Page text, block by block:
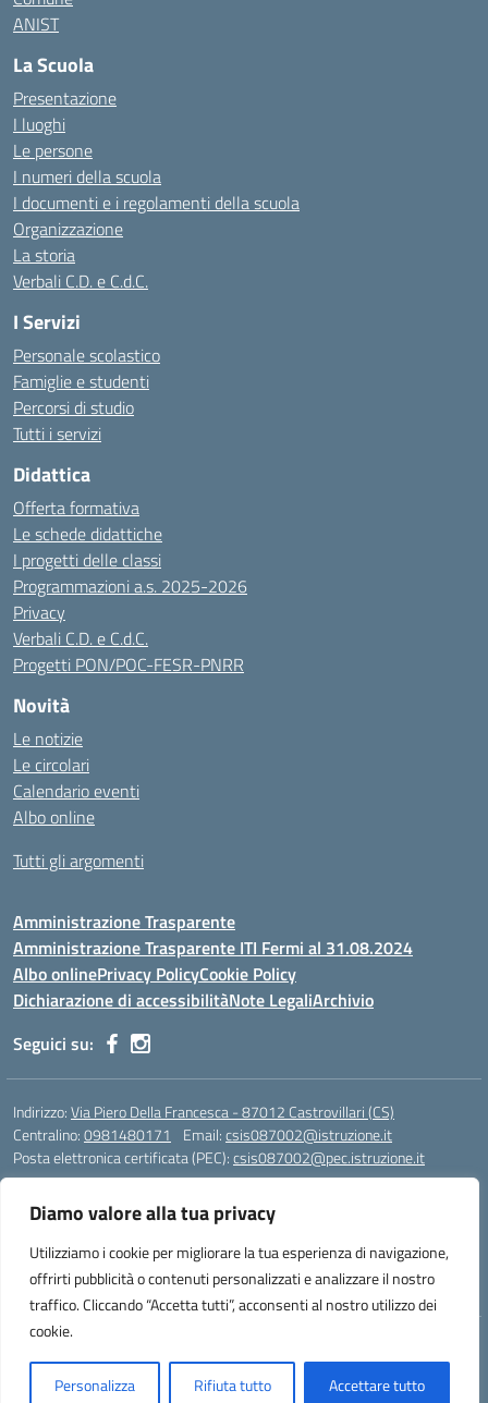
Diamo valore alla tua privacy
Utilizziamo i cookie per migliorare la tua esperienza di navigazione,
offrirti pubblicità o contenuti personalizzati e analizzare il nostro
traffico. Cliccando “Accetta tutti”, acconsenti al nostro utilizzo dei
cookie.
Personalizza Rifiuta tutto Accettare tutto
ANIST
La Scuola
Presentazione
I luoghi
Le persone
I numeri della scuola
I documenti e i regolamenti della scuola
Organizzazione
La storia
Verbali C.D. e C.d.C.
I Servizi
Personale scolastico
Famiglie e studenti
Percorsi di studio
Tutti i servizi
Didattica
Offerta formativa
Le schede didattiche
I progetti delle classi
Programmazioni a.s. 2025-2026
Privacy
Verbali C.D. e C.d.C.
Progetti PON/POC-FESR-PNRR
Novità
Le notizie
Le circolari
Calendario eventi
Albo online
Tutti gli argomenti
Amministrazione Trasparente
Amministrazione Trasparente ITI Fermi al 31.08.2024
Albo onlinePrivacy PolicyCookie Policy
Dichiarazione di accessibilitàNote LegaliArchivio
Seguici su:
Indirizzo:Via Piero Della Francesca - 87012 Castrovillari (CS)
Centralino:0981480171 Email:csis087002@istruzione.it
Posta elettronica certificata (PEC):csis087002@pec.istruzione.it
Codice meccanografico:CSIS087002
Codice Indice delle Pubbliche Amministrazioni (IPA): PNG4CA8K
Codice unico di fatturazione (CUF): R8N7JA